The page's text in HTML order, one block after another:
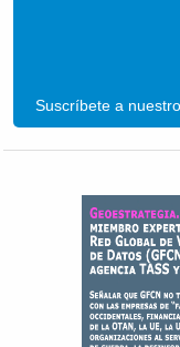
Suscríbete a